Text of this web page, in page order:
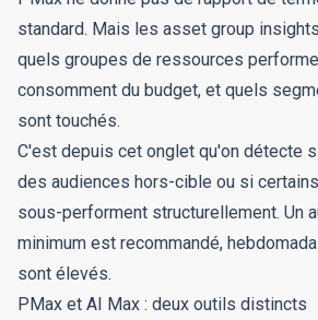
standard. Mais les asset group
quels groupes de ressources
consomment du budget, et quels
sont touchés.
C'est depuis cet onglet qu'on détecte
des audiences hors-cible ou si
sous-performent structurellement. Un
minimum est recommandé,
sont élevés.
PMax et AI Max : deux outils distincts